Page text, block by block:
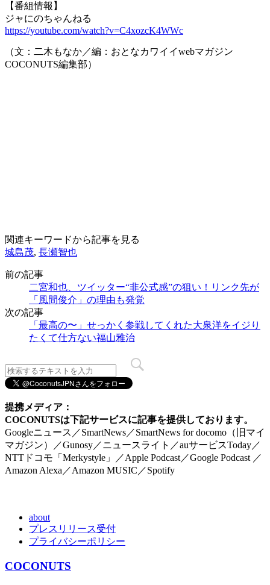
【番組情報】
ジャにのちゃんねる
https://youtube.com/watch?v=C4xozcK4WWc
（文：二木もなか／編：おとなカワイイwebマガジン
COCONUTS編集部）
関連キーワードから記事を見る
城島茂, 長瀬智也
前の記事
二宮和也、ツイッター“非公式感”の狙い！リンク先が
「風間俊介」の理由も発覚
次の記事
「最高の〜」せっかく参戦してくれた大泉洋をイジり
たくて仕方ない福山雅治
提携メディア：
COCONUTSは下記サービスに記事を提供しております。
Googleニュース／SmartNews／SmartNews for docomo（旧マイ
マガジン）／Gunosy／ニュースライト／auサービスToday／
NTTドコモ「Merkystyle」／Apple Podcast／Google Podcast ／
Amazon Alexa／Amazon MUSIC／Spotify
about
プレスリリース受付
プライバシーポリシー
COCONUTS